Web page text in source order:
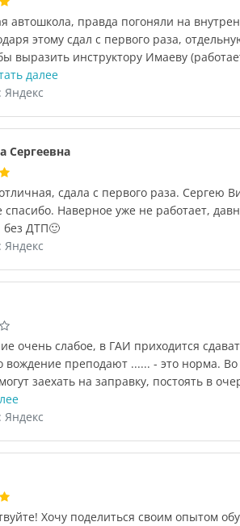
автошкола, правда погоняли на
этому сдал с первого раза,
выразить инструктору Имаеву
далее
Яндекс
Сергеевна
сдала с первого раза. Сергею
спасибо. Наверное уже не работает,
без ДТП🙂
Яндекс
очень слабое, в ГАИ приходится
вождение преподают ...... - это норма.
заехать на заправку, постоять в
Яндекс
Хочу поделиться своим опытом